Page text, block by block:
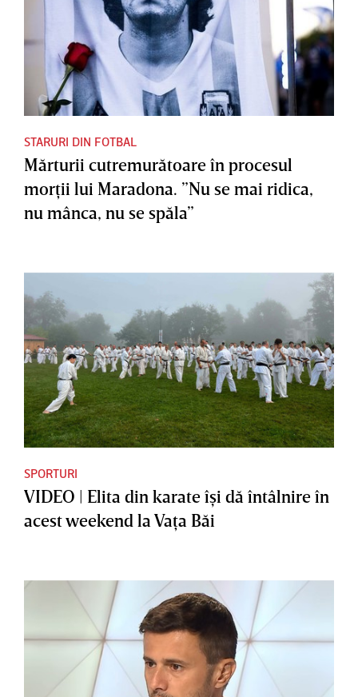
STARURI DIN FOTBAL
Mărturii cutremurătoare în procesul
morţii lui Maradona. ”Nu se mai ridica,
nu mânca, nu se spăla”
SPORTURI
VIDEO | Elita din karate îşi dă întâlnire în
acest weekend la Vaţa Băi